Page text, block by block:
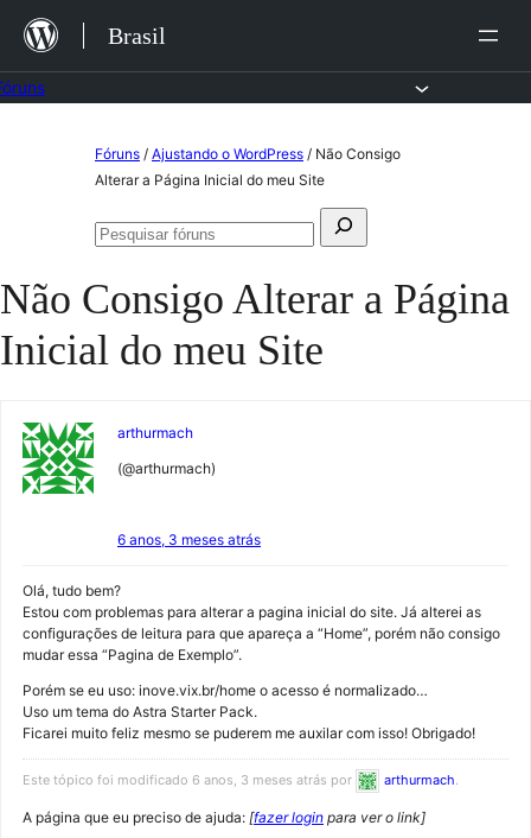
para
o
Brasil
Fóruns / Ajustando o WordPress / Não Consigo
Alterar a Página Inicial do meu Site
Pesquisar
Pesquisar
Não Consigo Alterar a Página
Inicial do meu Site
arthurmach
(@arthurmach)
6 anos, 3 meses atrás
Olá, tudo bem?
Estou com problemas para alterar a pagina inicial do site. Já alterei as
configurações de leitura para que apareça a “Home”, porém não consigo
mudar essa “Pagina de Exemplo”.
Porém se eu uso: inove.vix.br/home o acesso é normalizado…
Uso um tema do Astra Starter Pack.
Ficarei muito feliz mesmo se puderem me auxilar com isso! Obrigado!
Este tópico foi modificado 6 anos, 3 meses atrás por arthurmach.
A página que eu preciso de ajuda: [fazer login para ver o link]